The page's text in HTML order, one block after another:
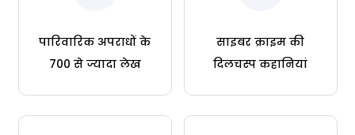
पारिवारिक अपराधों के
700 से ज्यादा लेख
साइबर क्राइम की
दिलचस्प कहानियां